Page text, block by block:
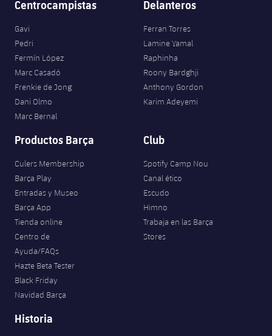
Jugadores
Historia
Palmarés
Clasificaciones
Juvenil
Alevín
Actualidad
Masculino
Femenino
Agenda
Baloncesto en silla de ruedas
plusicon
más
Actualidad
Jugadores
Calendario
Resultados
Clasificaciones
Hockey sobre hielo
plusicon
más
Actualidad
Calendario
Resultados
Clasificaciones
Hockey hierba
Hockey Hierba Masculino
Hockey Hierba Femenino
plusicon
más
Actualidad
Plantilla
Agenda
Escuela de Patinaje
Rugby
plusicon
más
Actualidad
Jugadores
Calendario
Voleibol
Noticias
Voleibol masculino
plusicon
más
Apúntate a las amateurs
Centrocampistas
Gavi
Pedri
Fermín López
Marc Casadó
Frenkie de Jong
Dani Olmo
Marc Bernal
Delanteros
Ferran Torres
Lamine Yamal
Raphinha
Roony Bardghji
Anthony Gordon
Karim Adeyemi
Productos Barça
Culers Membership
Barça Play
Entradas y Museo
Barça App
Tienda online
Centro de
Ayuda/FAQs
Hazte Beta Tester
Black Friday
Navidad Barça
Club
Spotify Camp Nou
Canal ético
Escudo
Himno
Trabaja en las Barça
Stores
Historia